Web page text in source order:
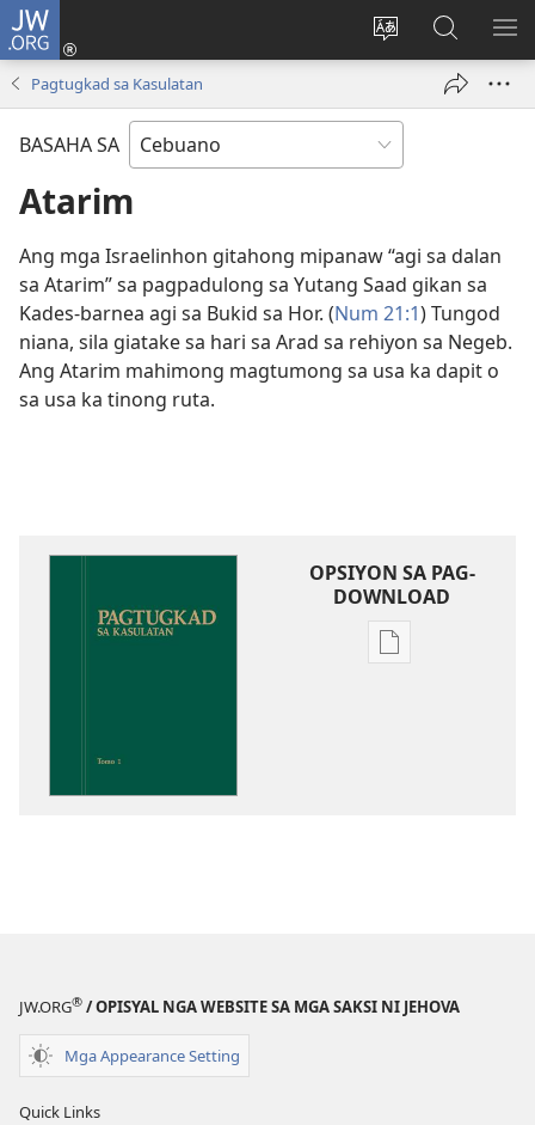
JW.ORG
Ilisi
pinulongan
sa
site
Log
ug
Pangitaa
sa
JW.ORG
Pagtugkad sa Kasulatan
BASAHA SA
Atarim
Ang mga Israelinhon gitahong mipanaw “agi sa dalan
sa Atarim” sa pagpadulong sa Yutang Saad gikan sa
Kades-barnea agi sa Bukid sa Hor. (Num 21:1) Tungod
niana, sila giatake sa hari sa Arad sa rehiyon sa Negeb.
Ang Atarim mahimong magtumong sa usa ka dapit o
sa usa ka tinong ruta.
OPSIYON SA PAG-
DOWNLOAD
Opsiyon
JW.ORG® / OPISYAL NGA WEBSITE SA MGA SAKSI NI JEHOVA
Mga Appearance Setting
Quick Links